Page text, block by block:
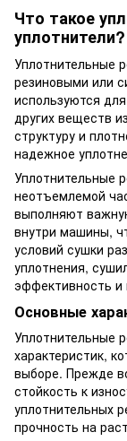
Что такое
уплотнители?
Уплотнительные
резиновыми или
используются
других веществ
структуру и
надежное
Уплотнительные
неотъемлемой
выполняют
внутри машины,
условий сушки
уплотнения,
эффективность и
Основные
Уплотнительные
характеристик,
выборе. Прежде
стойкость к
уплотнительных
прочность на